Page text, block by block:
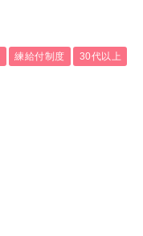
練給付制度 30代以上